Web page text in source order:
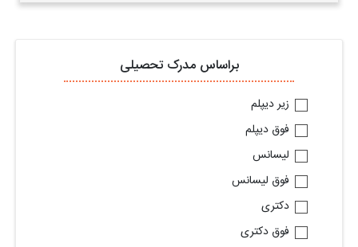
براساس مدرک تحصیلی
زیر دیپلم
فوق دیپلم
لیسانس
فوق لیسانس
دکتری
فوق دکتری